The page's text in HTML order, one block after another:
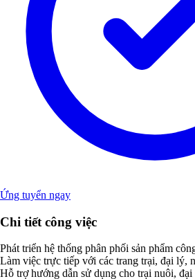
Ứng tuyển ngay
Chi tiết công việc
Phát triển hệ thống phân phối sản phẩm
Làm việc trực tiếp với các trang trại, đại lý,
Hỗ trợ hướng dẫn sử dụng cho trại nuôi,